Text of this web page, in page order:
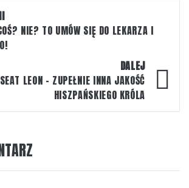
NIE? TO UMÓW SIĘ DO LEKARZA I
DALEJ
LEON – ZUPEŁNIE INNA JAKOŚĆ
HISZPAŃSKIEGO KRÓLA